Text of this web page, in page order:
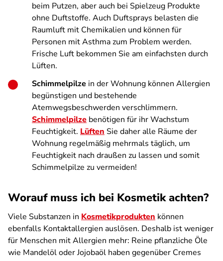
beim Putzen, aber auch bei Spielzeug Produkte
ohne Duftstoffe. Auch Duftsprays belasten die
Raumluft mit Chemikalien und können für
Personen mit Asthma zum Problem werden.
Frische Luft bekommen Sie am einfachsten durch
Lüften.
Schimmelpilze in der Wohnung können Allergien
begünstigen und bestehende
Atemwegsbeschwerden verschlimmern.
Schimmelpilze benötigen für ihr Wachstum
Feuchtigkeit. Lüften Sie daher alle Räume der
Wohnung regelmäßig mehrmals täglich, um
Feuchtigkeit nach draußen zu lassen und somit
Schimmelpilze zu vermeiden!
Worauf muss ich bei Kosmetik achten?
Viele Substanzen in Kosmetikprodukten können
ebenfalls Kontaktallergien auslösen. Deshalb ist weniger
für Menschen mit Allergien mehr: Reine pflanzliche Öle
wie Mandelöl oder Jojobaöl haben gegenüber Cremes